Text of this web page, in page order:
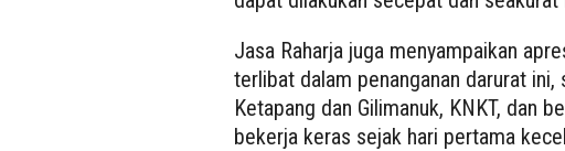
Jasa Raharja juga menyampaikan
terlibat dalam penanganan darurat
Ketapang dan Gilimanuk, KNKT, dan
bekerja keras sejak hari pertama